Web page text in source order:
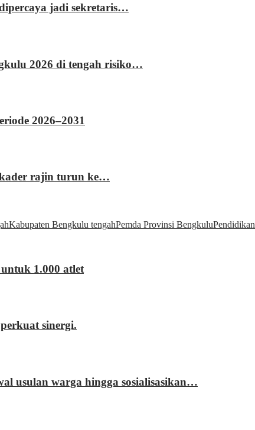
jadi sekretaris…
2026 di tengah risiko…
2026–2031
rajin turun ke…
Kabupaten Bengkulu tengahPemda Provinsi Bengkulu
1.000 atlet
sinergi.
usulan warga hingga sosialisasikan…